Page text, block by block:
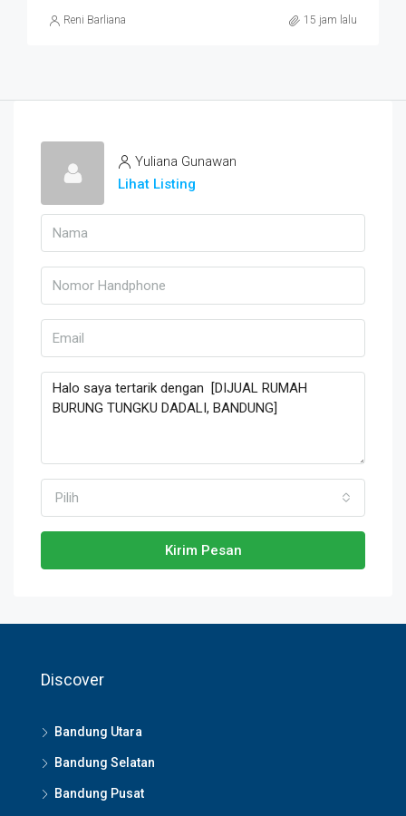
Reni Barliana 15 jam lalu
Yuliana Gunawan
Lihat Listing
Pilih
Kirim Pesan
Discover
Bandung Utara
Bandung Selatan
Bandung Pusat